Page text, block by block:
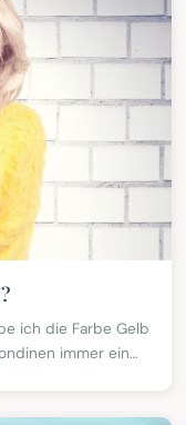
ich die Farbe Gelb
immer ein